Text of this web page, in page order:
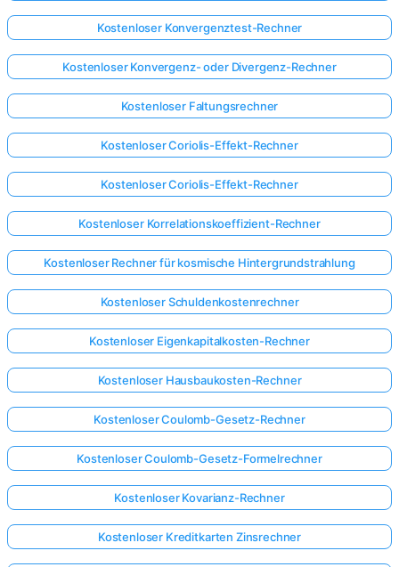
Kostenloser Konvergenztest-Rechner
Kostenloser Konvergenz- oder Divergenz-Rechner
Kostenloser Faltungsrechner
Kostenloser Coriolis-Effekt-Rechner
Kostenloser Coriolis-Effekt-Rechner
Kostenloser Korrelationskoeffizient-Rechner
Kostenloser Rechner für kosmische Hintergrundstrahlung
Kostenloser Schuldenkostenrechner
Kostenloser Eigenkapitalkosten-Rechner
Kostenloser Hausbaukosten-Rechner
Kostenloser Coulomb-Gesetz-Rechner
Kostenloser Coulomb-Gesetz-Formelrechner
Kostenloser Kovarianz-Rechner
Kostenloser Kreditkarten Zinsrechner